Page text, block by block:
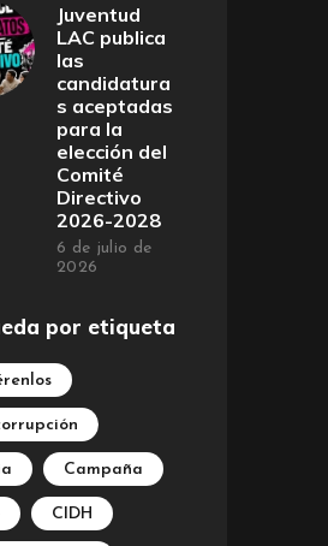
Juventud
LAC publica
las
candidatura
s aceptadas
para la
elección del
Comité
Directivo
2026-2028
6 de julio de
2026
por etiqueta
Campaña
CIDH